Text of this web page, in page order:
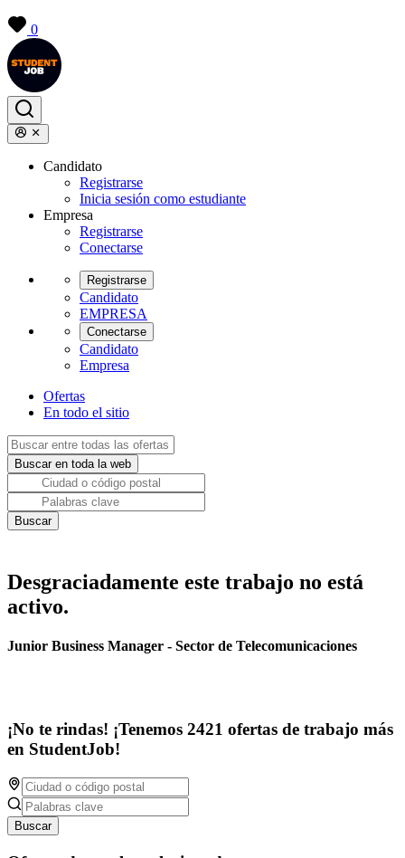
0
Candidato
Registrarse
Inicia sesión como estudiante
Empresa
Registrarse
Conectarse
Registrarse
Candidato
EMPRESA
Conectarse
Candidato
Empresa
Ofertas
En todo el sitio
Desgraciadamente este trabajo no está
activo.
Junior Business Manager - Sector de Telecomunicaciones
¡No te rindas! ¡Tenemos 2421 ofertas de trabajo más
en StudentJob!
Buscar